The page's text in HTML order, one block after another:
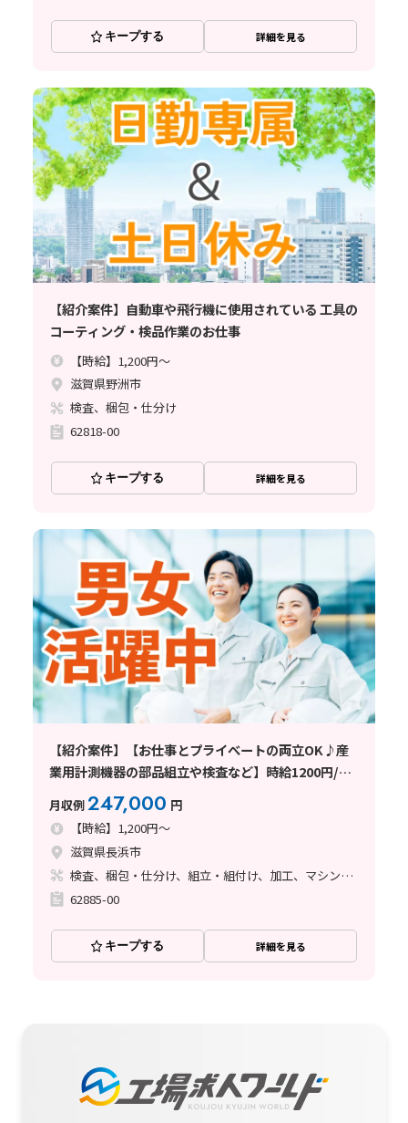
キープする 詳細を見る
【紹介案件】自動車や飛行機に使用されている 工具の
コーティング・検品作業のお仕事
【時給】1,200円～
滋賀県野洲市
検査、梱包・仕分け
62818-00
キープする 詳細を見る
【紹介案件】【お仕事とプライべートの両立OK♪産
業用計測機器の部品組立や検査など】時給1200円/日
勤/滋賀県長浜市/土日祝休み/寮完備/未経験OK/重量
物なし/規則正しい生活で自分の時間も
月収例247,000 円
【時給】1,200円～
滋賀県長浜市
検査、梱包・仕分け、組立・組付け、加工、マシンオペレーター
62885-00
キープする 詳細を見る